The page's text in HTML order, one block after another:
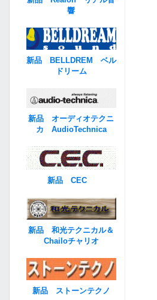
響
新品 BELLDREM ベル
ドリーム
新品 オーディオテクニ
カ AudioTechnica
新品 CEC
新品 和光テクニカル＆
Chailoチャリオ
新品 ストーンテクノ